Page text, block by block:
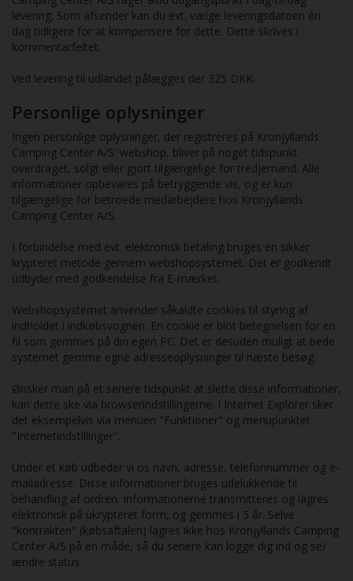
levering. Som afsender kan du evt. vælge leveringsdatoen én
dag tidligere for at kompensere for dette. Dette skrives i
kommentarfeltet.
Ved levering til udlandet pålægges der 325 DKK.
Personlige oplysninger
Ingen personlige oplysninger, der registreres på Kronjyllands
Camping Center A/S' webshop, bliver på noget tidspunkt
overdraget, solgt eller gjort tilgængelige for tredjemand. Alle
informationer opbevares på betryggende vis, og er kun
tilgængelige for betroede medarbejdere hos Kronjyllands
Camping Center A/S.
I forbindelse med evt. elektronisk betaling bruges en sikker
krypteret metode gennem webshopsystemet. Det er godkendt
udbyder med godkendelse fra E-mærket.
Webshopsystemet anvender såkaldte cookies til styring af
indholdet i indkøbsvognen. En cookie er blot betegnelsen for en
fil som gemmes på din egen PC. Det er desuden muligt at bede
systemet gemme egne adresseoplysninger til næste besøg.
Ønsker man på et senere tidspunkt at slette disse informationer,
kan dette ske via browserindstillingerne. I Internet Explorer sker
det eksempelvis via menuen "Funktioner" og menupunktet
"Internetindstillinger".
Under et køb udbeder vi os navn, adresse, telefonnummer og e-
mailadresse. Disse informationer bruges udelukkende til
behandling af ordren. Informationerne transmitteres og lagres
elektronisk på ukrypteret form, og gemmes i 5 år. Selve
"kontrakten" (købsaftalen) lagres ikke hos Kronjyllands Camping
Center A/S på en måde, så du senere kan logge dig ind og se/
ændre status.